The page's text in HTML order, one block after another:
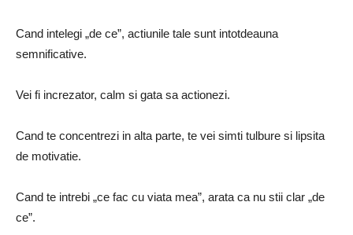
Cand intelegi „de ce”, actiunile tale sunt intotdeauna
semnificative.
Vei fi increzator, calm si gata sa actionezi.
Cand te concentrezi in alta parte, te vei simti tulbure si lipsita
de motivatie.
Cand te intrebi „ce fac cu viata mea”, arata ca nu stii clar „de
ce”.